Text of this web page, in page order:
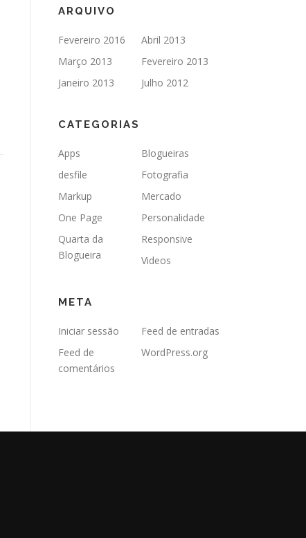
ARQUIVO
Fevereiro 2016
Abril 2013
Março 2013
Fevereiro 2013
Janeiro 2013
Julho 2012
CATEGORIAS
Apps
Blogueiras
desfile
Fotografia
Markup
Mercado
One Page
Personalidade
Quarta da
Blogueira
Responsive
Videos
META
Iniciar sessão
Feed de entradas
Feed de
comentários
WordPress.org